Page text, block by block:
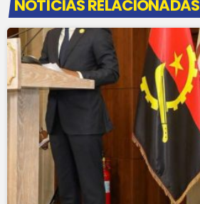
NOTÍCIAS RELACIONADAS